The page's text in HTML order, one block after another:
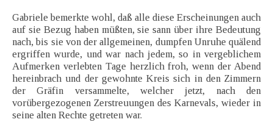
Gabriele bemerkte wohl, daß alle diese Erscheinungen auch
auf sie Bezug haben müßten, sie sann über ihre Bedeutung
nach, bis sie von der allgemeinen, dumpfen Unruhe quälend
ergriffen wurde, und war nach jedem, so in vergeblichem
Aufmerken verlebten Tage herzlich froh, wenn der Abend
hereinbrach und der gewohnte Kreis sich in den Zimmern
der Gräfin versammelte, welcher jetzt, nach den
vorübergezogenen Zerstreuungen des Karnevals, wieder in
seine alten Rechte getreten war.